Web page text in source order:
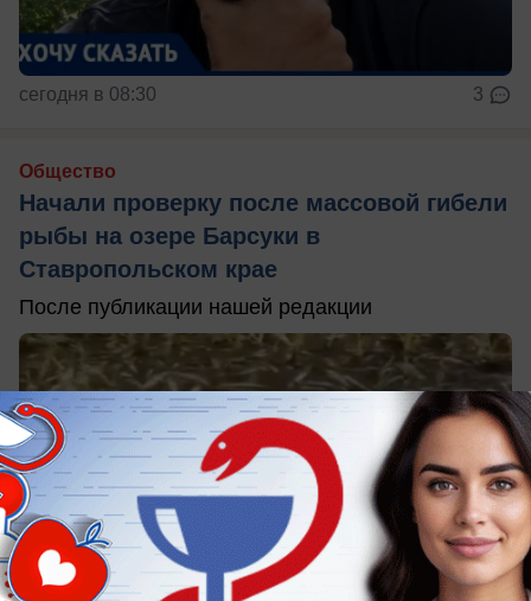
сегодня в 08:30 3
Общество
Начали проверку после массовой гибели
рыбы на озере Барсуки в
Ставропольском крае
После публикации нашей редакции